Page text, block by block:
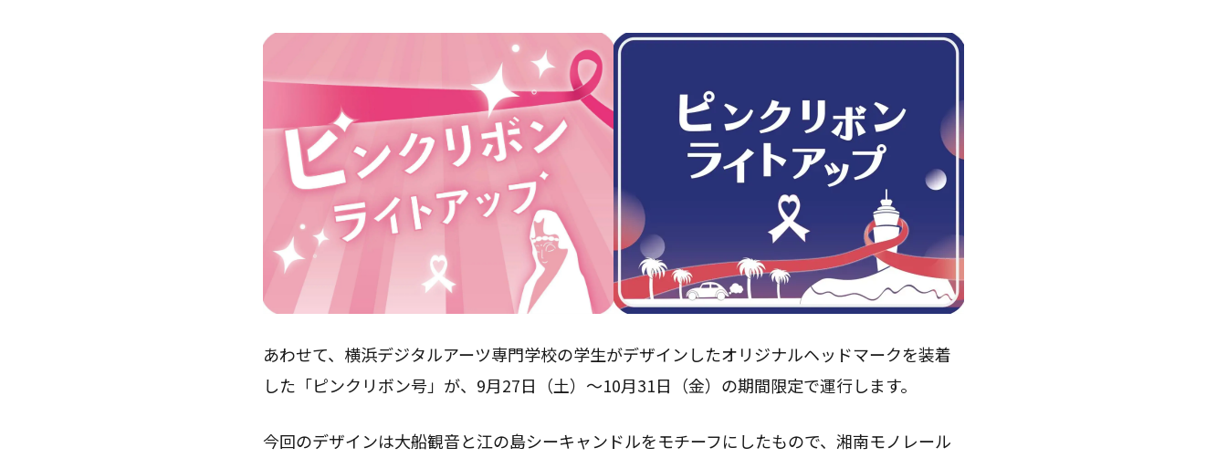
あわせて、横浜デジタルアーツ専門学校の学生がデザインしたオリジナルヘッドマークを装着
した「ピンクリボン号」が、9月27日（土）〜10月31日（金）の期間限定で運行します。
今回のデザインは大船観音と江の島シーキャンドルをモチーフにしたもので、湘南モノレール